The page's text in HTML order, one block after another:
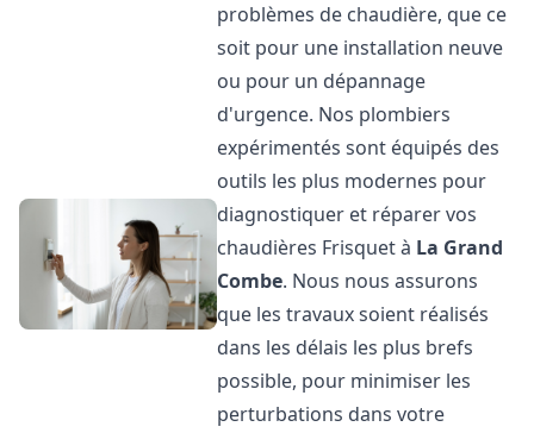
problèmes de chaudière, que ce
soit pour une installation neuve
ou pour un dépannage
d'urgence. Nos plombiers
expérimentés sont équipés des
outils les plus modernes pour
diagnostiquer et réparer vos
chaudières Frisquet à La Grand
Combe. Nous nous assurons
que les travaux soient réalisés
dans les délais les plus brefs
possible, pour minimiser les
perturbations dans votre